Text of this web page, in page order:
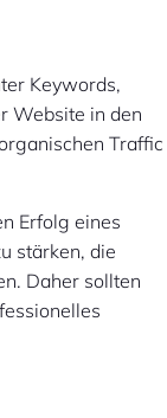
Keywords,
Website in den
Traffic
Erfolg eines
stärken, die
Daher sollten